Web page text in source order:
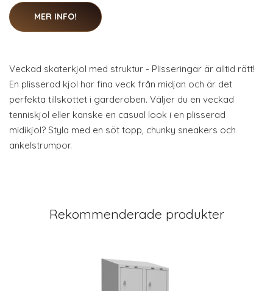
MER INFO!
Veckad skaterkjol med struktur - Plisseringar är alltid rätt!
En plisserad kjol har fina veck från midjan och är det
perfekta tillskottet i garderoben. Väljer du en veckad
tenniskjol eller kanske en casual look i en plisserad
midikjol? Styla med en söt topp, chunky sneakers och
ankelstrumpor.
Rekommenderade produkter